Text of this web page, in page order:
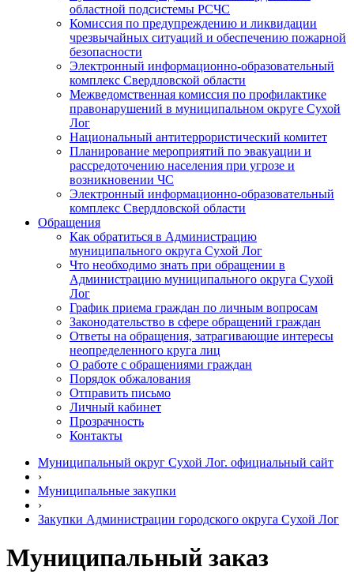
областной подсистемы РСЧС
Комиссия по предупреждению и ликвидации
чрезвычайных ситуаций и обеспечению пожарной
безопасности
Электронный информационно-образовательный
комплекс Cвердловской области
Межведомственная комиссия по профилактике
правонарушений в муниципальном округе Сухой
Лог
Национальный антитеррористический комитет
Планирование мероприятий по эвакуации и
рассредоточению населения при угрозе и
возникновении ЧС
Электронный информационно-образовательный
комплекс Свердловской области
Обращения
Как обратиться в Администрацию
муниципального округа Сухой Лог
Что необходимо знать при обращении в
Администрацию муниципального округа Сухой
Лог
График приема граждан по личным вопросам
Законодательство в сфере обращений граждан
Ответы на обращения, затрагивающие интересы
неопределенного круга лиц
О работе с обращениями граждан
Порядок обжалования
Отправить письмо
Личный кабинет
Прозрачность
Контакты
Муниципальный округ Сухой Лог. официальный сайт
›
Муниципальные закупки
›
Закупки Администрации городского округа Сухой Лог
Муниципальный заказ